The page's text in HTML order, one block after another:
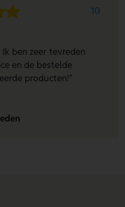
10
Ik ben zeer tevreden
en de bestelde
producten!"